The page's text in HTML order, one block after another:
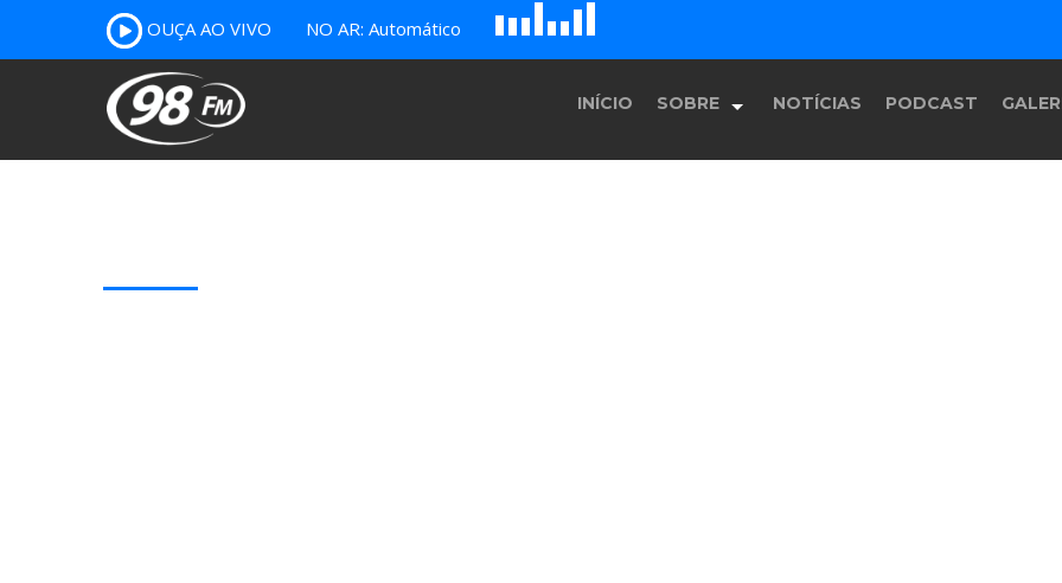
OUÇA AO VIVO NO AR: Automático A
B c E F G
INÍCIO SOBRE NOTÍCIAS PODCAST